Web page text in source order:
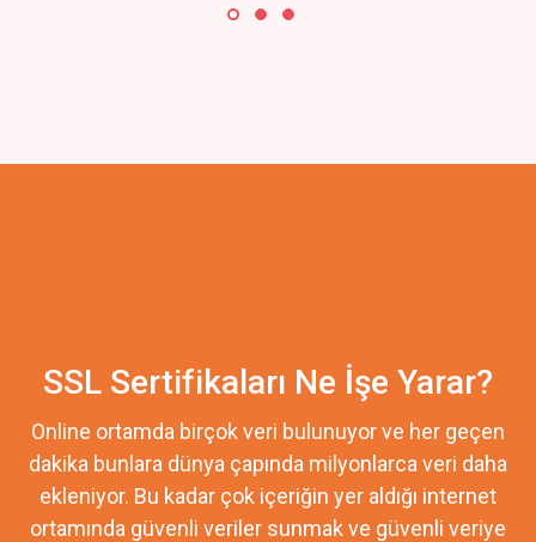
SSL Sertifikaları Ne İşe Yarar?
Online ortamda birçok veri bulunuyor ve her geçen
dakika bunlara dünya çapında milyonlarca veri daha
ekleniyor. Bu kadar çok içeriğin yer aldığı internet
ortamında güvenli veriler sunmak ve güvenli veriye